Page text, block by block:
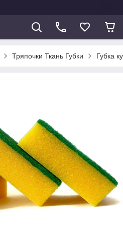
Тряпочки Ткань Губки Губка